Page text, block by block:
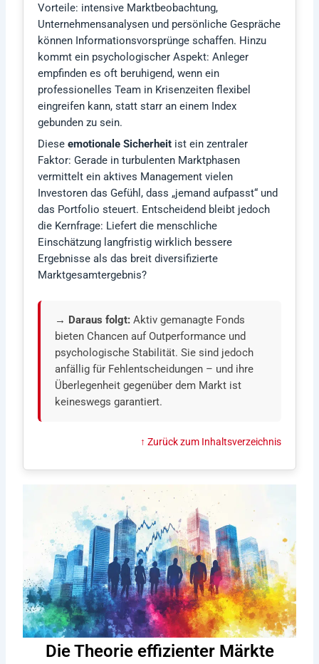
Vorteile: intensive Marktbeobachtung,
Unternehmensanalysen und persönliche Gespräche
können Informationsvorsprünge schaffen. Hinzu
kommt ein psychologischer Aspekt: Anleger
empfinden es oft beruhigend, wenn ein
professionelles Team in Krisenzeiten flexibel
eingreifen kann, statt starr an einem Index
gebunden zu sein.
Dieseemotionale Sicherheit ist ein zentraler
Faktor: Gerade in turbulenten Marktphasen
vermittelt ein aktives Management vielen
Investoren das Gefühl, dass „jemand aufpasst“ und
das Portfolio steuert. Entscheidend bleibt jedoch
die Kernfrage: Liefert die menschliche
Einschätzung langfristig wirklich bessere
Ergebnisse als das breit diversifizierte
Marktgesamtergebnis?
→ Daraus folgt: Aktiv gemanagte Fonds
bieten Chancen auf Outperformance und
psychologische Stabilität. Sie sind jedoch
anfällig für Fehlentscheidungen – und ihre
Überlegenheit gegenüber dem Markt ist
keineswegs garantiert.
↑ Zurück zum Inhaltsverzeichnis
Die Theorie effizienter Märkte